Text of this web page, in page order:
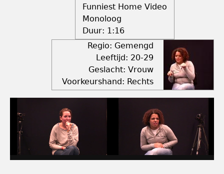
Funniest Home Video
Monoloog
Duur: 1:16
Regio: Gemengd
Leeftijd: 20-29
Geslacht: Vrouw
Voorkeurshand: Rechts